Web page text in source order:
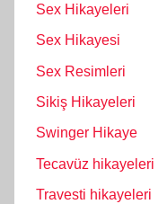
Sex Hikayeleri
Sex Hikayesi
Sex Resimleri
Sikiş Hikayeleri
Swinger Hikaye
Tecavüz hikayeleri
Travesti hikayeleri